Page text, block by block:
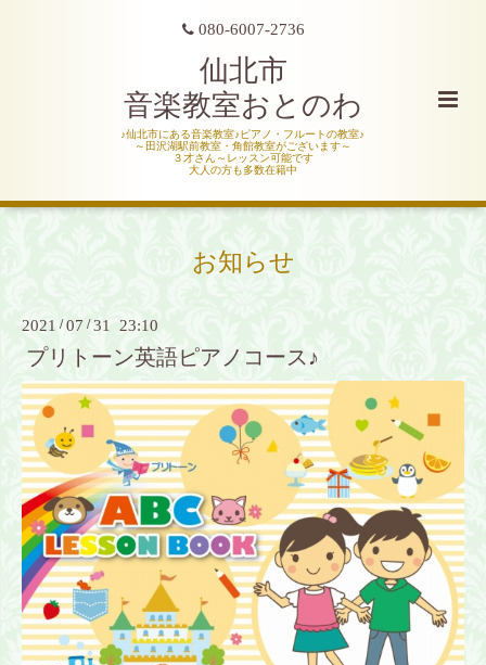
080-6007-2736
仙北市
音楽教室おとのわ
♪仙北市にある音楽教室♪ピアノ・フルートの教室♪
～田沢湖駅前教室・角館教室がございます～
３才さん～レッスン可能です
大人の方も多数在籍中
お知らせ
2021 /07 /31 23:10
プリトーン英語ピアノコース♪